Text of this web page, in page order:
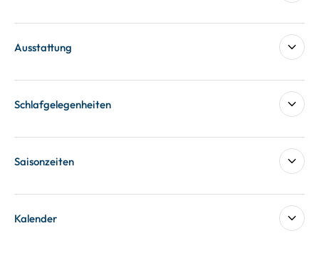
Ausstattung
Schlafgelegenheiten
Saisonzeiten
Kalender